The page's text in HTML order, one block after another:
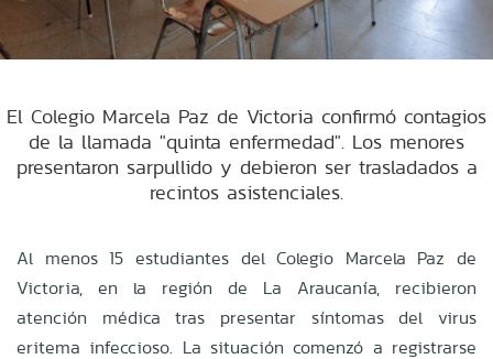
El Colegio Marcela Paz de Victoria confirmó contagios
de la llamada "quinta enfermedad". Los menores
presentaron sarpullido y debieron ser trasladados a
recintos asistenciales.
Al menos 15 estudiantes del Colegio Marcela Paz de
Victoria, en la región de La Araucanía, recibieron
atención médica tras presentar síntomas del virus
eritema infeccioso. La situación comenzó a registrarse